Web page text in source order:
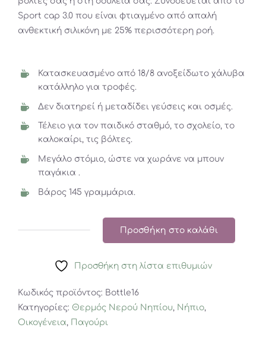
Sport cap 3.0 που είναι φτιαγμένο από απαλή
ανθεκτική σιλικόνη με 25% περισσότερη ροή.
Κατασκευασμένο από 18/8 ανοξείδωτο χάλυβα
κατάλληλο για τροφές.
Δεν διατηρεί ή μεταδίδει γεύσεις και οσμές.
Τέλειο για τον παιδικό σταθμό, το σχολείο, το
καλοκαίρι, τις βόλτες.
Μεγάλο στόμιο, ώστε να χωράνε να μπουν
παγάκια .
Βάρος 145 γραμμάρια.
Klean
Lemon
Curry
532ml
Προσθήκη στο καλάθι
Προσθήκη στη λίστα επιθυμιών
Κωδικός προϊόντος: Bottle16
Κατηγορίες: Θερμός Νερού Νηπίου, Νήπιο,
Οικογένεια, Παγούρι